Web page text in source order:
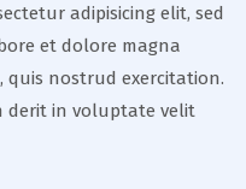
adipisicing elit, sed
et dolore magna
quis nostrud exercitation.
derit in voluptate velit